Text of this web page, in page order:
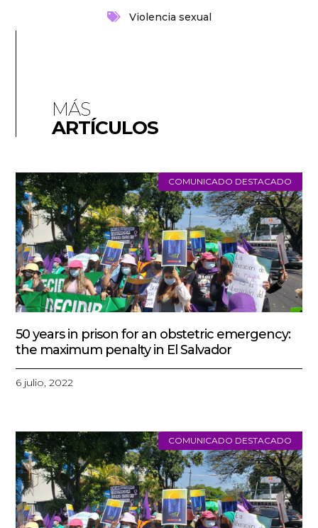
Violencia sexual
MÁS
ARTÍCULOS
COMUNICADO DESTACADO
50 years in prison for an obstetric emergency:
the maximum penalty in El Salvador
6 julio, 2022
COMUNICADO DESTACADO